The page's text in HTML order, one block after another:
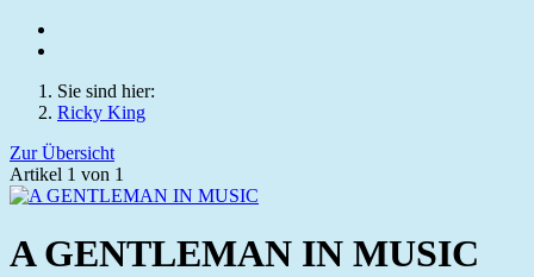
Sie sind hier:
Ricky King
Zur Übersicht
Artikel 1 von 1
A GENTLEMAN IN MUSIC